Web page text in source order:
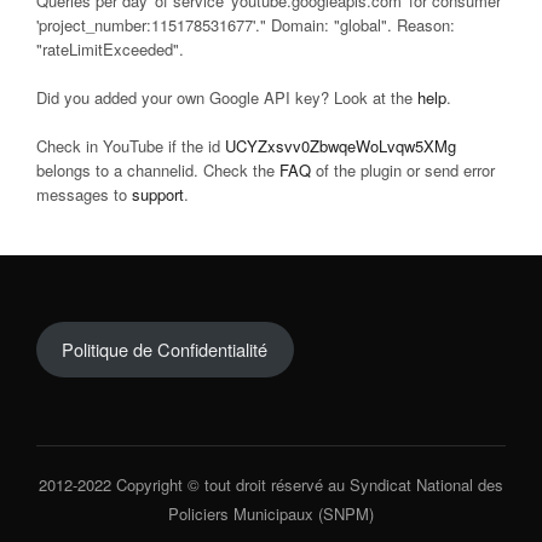
'project_number:115178531677'." Domain: "global". Reason:
"rateLimitExceeded".
Did you added your own Google API key? Look at the help.
Check in YouTube if the id UCYZxsvv0ZbwqeWoLvqw5XMg
belongs to a channelid. Check the FAQ of the plugin or send error
messages to support.
Politique de Confidentialité
2012-2022 Copyright © tout droit réservé au Syndicat National des
Policiers Municipaux (SNPM)